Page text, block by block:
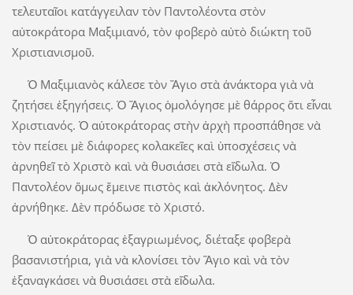
τελευταῖοι κατάγγειλαν τὸν Παντολέοντα στὸν
αὐτοκράτορα Μαξιμιανό, τὸν φοβερὸ αὐτὸ διώκτη τοῦ
Χριστιανισμοῦ.
Ὁ Μαξιμιανὸς κάλεσε τὸν Ἅγιο στὰ ἀνάκτορα γιὰ νὰ
ζητήσει ἐξηγήσεις. Ὁ Ἅγιος ὁμολόγησε μὲ θάρρος ὅτι εἶναι
Χριστιανός. Ὁ αὐτοκράτορας στὴν ἀρχὴ προσπάθησε νὰ
τὸν πείσει μὲ διάφορες κολακεῖες καὶ ὑποσχέσεις νὰ
ἀρνηθεῖ τὸ Χριστὸ καὶ νὰ θυσιάσει στὰ εἴδωλα. Ὁ
Παντολέον ὅμως ἔμεινε πιστὸς καὶ ἀκλόνητος. Δὲν
ἀρνήθηκε. Δὲν πρόδωσε τὸ Χριστό.
Ὁ αὐτοκράτορας ἐξαγριωμένος, διέταξε φοβερὰ
βασανιστήρια, γιὰ νὰ κλονίσει τὸν Ἅγιο καὶ νὰ τὸν
ἐξαναγκάσει νὰ θυσιάσει στὰ εἴδωλα.